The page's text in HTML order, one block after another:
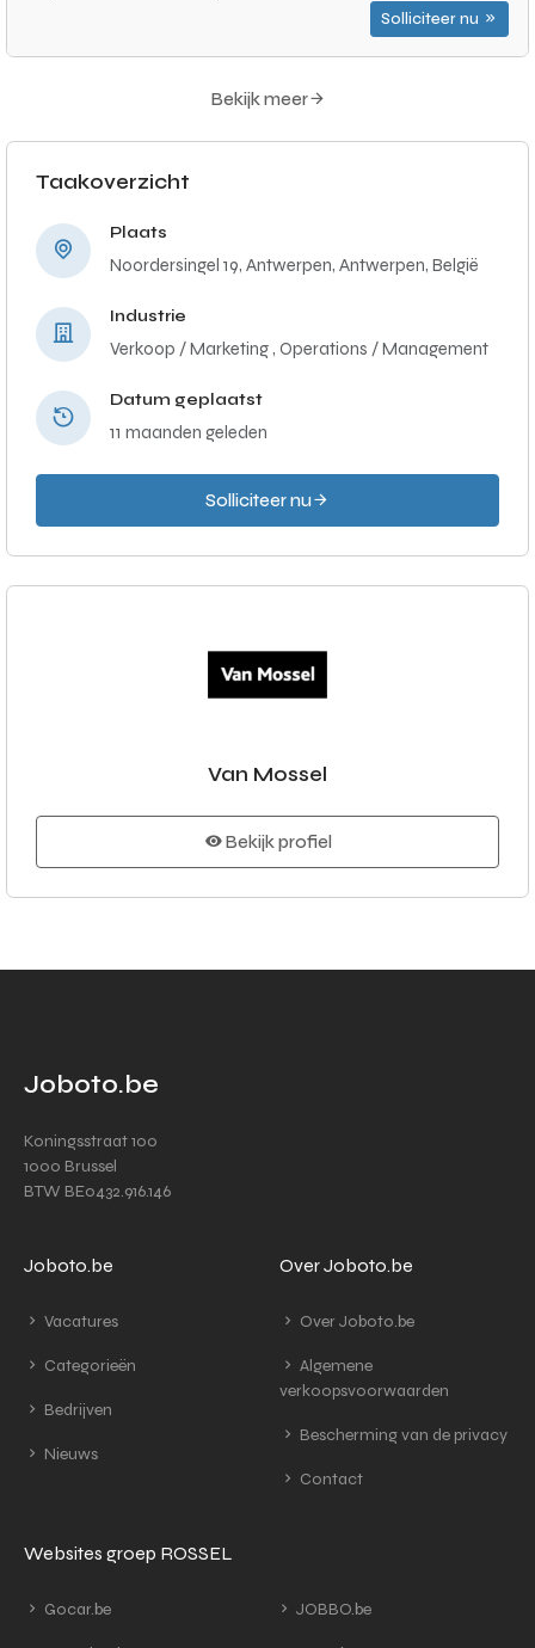
Solliciteer nu
Bekijk meer
Taakoverzicht
Plaats
Noordersingel 19, Antwerpen, Antwerpen, België
Industrie
Verkoop / Marketing , Operations / Management
Datum geplaatst
11 maanden geleden
Solliciteer nu
Van Mossel
Bekijk profiel
Joboto.be
Koningsstraat 100
1000 Brussel
BTW BE0432.916.146
Joboto.be
Vacatures
Categorieën
Bedrijven
Nieuws
Over Joboto.be
Over Joboto.be
Algemene
verkoopsvoorwaarden
Bescherming van de privacy
Contact
Websites groep ROSSEL
Gocar.be JOBBO.be